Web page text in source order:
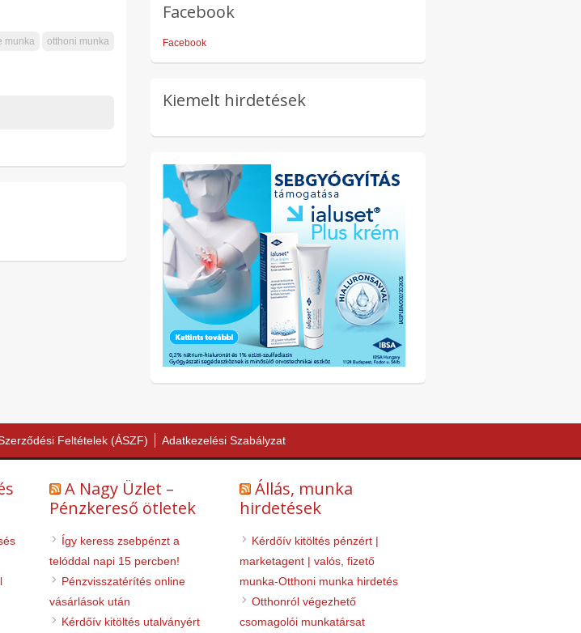
munka otthoni munka
Facebook
Facebook
Kiemelt hirdetések
Feltételek (ÁSZF) Adatkezelési Szabályzat
A Nagy Üzlet –
Pénzkereső ötletek
Így keress zsebpénzt a
telóddal napi 15 percben!
Pénzvisszatérítés online
vásárlások után
Kérdőív kitöltés utalványért
Állás, munka
hirdetések
Kérdőív kitöltés pénzért |
marketagent | valós, fizető
munka-Otthoni munka hirdetés
Otthonról végezhető
csomagolói munkatársat